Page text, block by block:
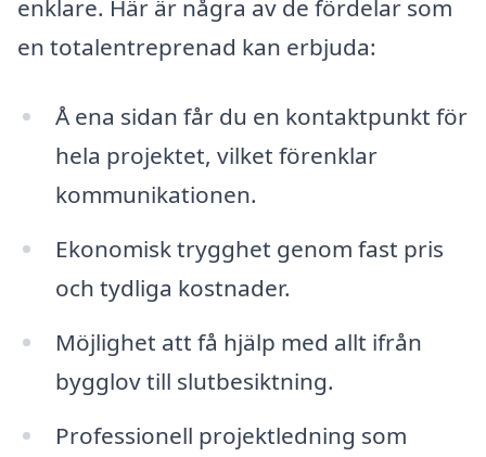
enklare. Här är några av de fördelar som
en totalentreprenad kan erbjuda:
Å ena sidan får du en kontaktpunkt för
hela projektet, vilket förenklar
kommunikationen.
Ekonomisk trygghet genom fast pris
och tydliga kostnader.
Möjlighet att få hjälp med allt ifrån
bygglov till slutbesiktning.
Professionell projektledning som